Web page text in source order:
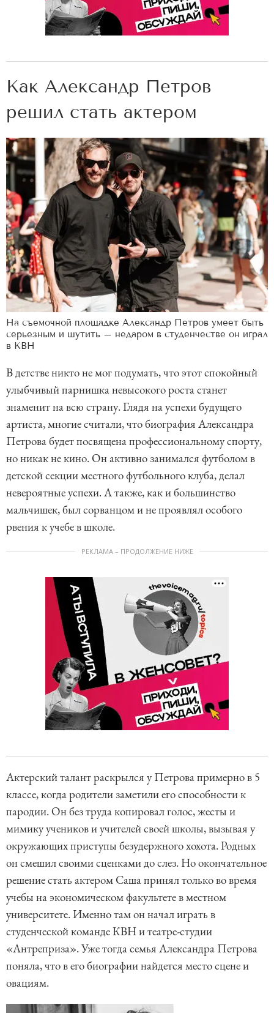
Как Александр Петров
решил стать актером
На съемочной площадке Александр Петров умеет быть
серьезным и шутить – недаром в студенчестве он играл
в КВН
В детстве никто не мог подумать, что этот спокойный
улыбчивый парнишка невысокого роста станет
знаменит на всю страну. Глядя на успехи будущего
артиста, многие считали, что биография Александра
Петрова будет посвящена профессиональному спорту,
но никак не кино. Он активно занимался футболом в
детской секции местного футбольного клуба, делал
невероятные успехи. А также, как и большинство
мальчишек, был сорванцом и не проявлял особого
рвения к учебе в школе.
РЕКЛАМА – ПРОДОЛЖЕНИЕ НИЖЕ
Актерский талант раскрылся у Петрова примерно в 5
классе, когда родители заметили его способности к
пародии. Он без труда копировал голос, жесты и
мимику учеников и учителей своей школы, вызывая у
окружающих приступы безудержного хохота. Родных
он смешил своими сценками до слез. Но окончательное
решение стать актером Саша принял только во время
учебы на экономическом факультете в местном
университете. Именно там он начал играть в
студенческой команде КВН и театре-студии
«Антреприза». Уже тогда семья Александра Петрова
поняла, что в его биографии найдется место сцене и
овациям.